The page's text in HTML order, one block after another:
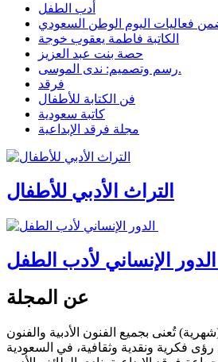
أدب الطفل
فعاليات اليوم الوطن السعودي
الكاتبة فاطمة يعقوب خوجة
حصة بنت عبد العزيز
رسم وتصميم: ندى الموسى.
فرقد
فن الكتابة للأطفال
كاتبة سعودية
مجلة فرقد الإبداعية
التراث الأدبي للأطفال
عن المجلة
تُعنى بجميع الفنون الأدبية والفنون
رؤى فكرية ونقدية وثقافية، في السعودية